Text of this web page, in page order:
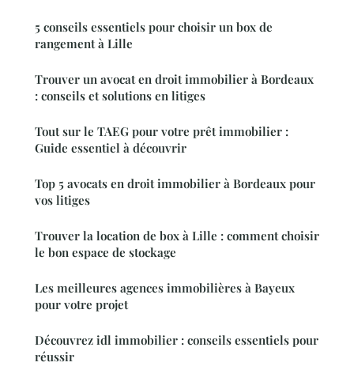
5 conseils essentiels pour choisir un box de
rangement à Lille
Trouver un avocat en droit immobilier à Bordeaux
: conseils et solutions en litiges
Tout sur le TAEG pour votre prêt immobilier :
Guide essentiel à découvrir
Top 5 avocats en droit immobilier à Bordeaux pour
vos litiges
Trouver la location de box à Lille : comment choisir
le bon espace de stockage
Les meilleures agences immobilières à Bayeux
pour votre projet
Découvrez idl immobilier : conseils essentiels pour
réussir